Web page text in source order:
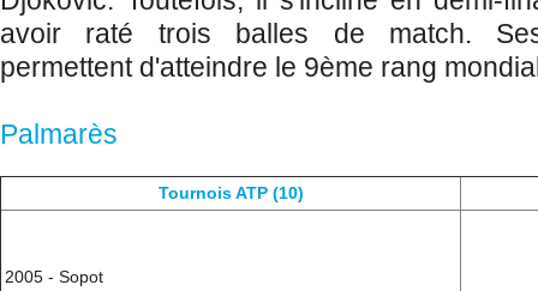
avoir raté trois balles de match.
permettent d'atteindre le 9ème rang
Palmarès
Tournois ATP (10)
2005 - Sopot